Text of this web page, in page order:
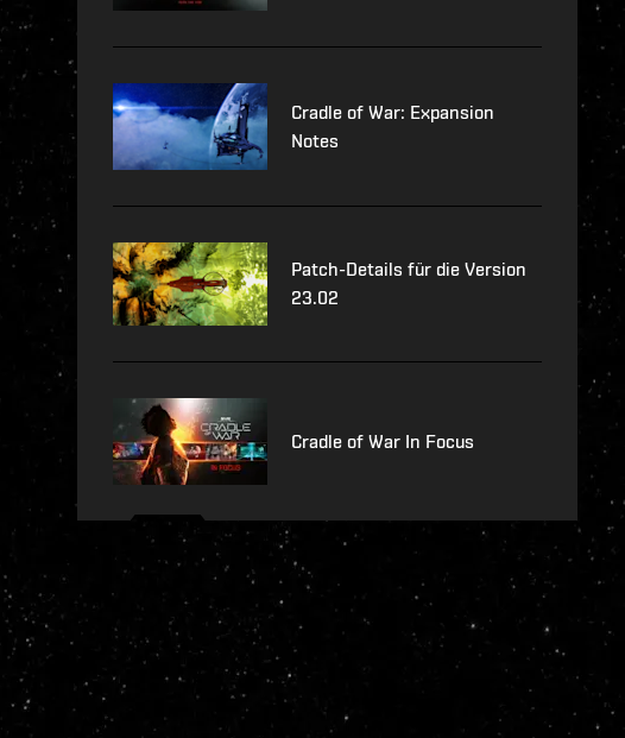
Cradle of War: Expansion
Notes
Patch-Details für die Version
23.02
Cradle of War In Focus